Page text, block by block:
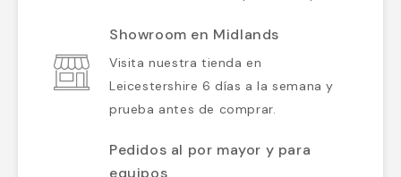
Showroom en Midlands
Visita nuestra tienda en
Leicestershire 6 días a la semana y
prueba antes de comprar.
Pedidos al por mayor y para
equipos